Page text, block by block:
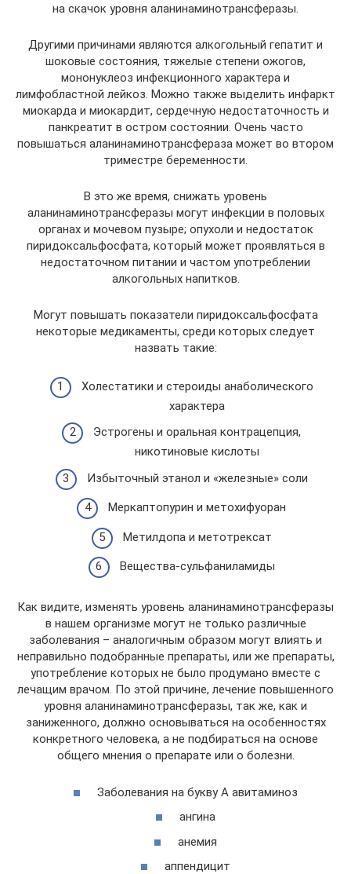
на скачок уровня аланинаминотрансферазы.
Другими причинами являются алкогольный гепатит и
шоковые состояния, тяжелые степени ожогов,
мононуклеоз инфекционного характера и
лимфобластной лейкоз. Можно также выделить инфаркт
миокарда и миокардит, сердечную недостаточность и
панкреатит в остром состоянии. Очень часто
повышаться аланинаминотрансфераза может во втором
триместре беременности.
В это же время, снижать уровень
аланинаминотрансферазы могут инфекции в половых
органах и мочевом пузыре; опухоли и недостаток
пиридоксальфосфата, который может проявляться в
недостаточном питании и частом употреблении
алкогольных напитков.
Могут повышать показатели пиридоксальфосфата
некоторые медикаменты, среди которых следует
назвать такие:
Холестатики и стероиды анаболического
характера
Эстрогены и оральная контрацепция,
никотиновые кислоты
Избыточный этанол и «железные» соли
Меркаптопурин и метохифуоран
Метилдопа и метотрексат
Вещества-сульфаниламиды
Как видите, изменять уровень аланинаминотрансферазы
в нашем организме могут не только различные
заболевания – аналогичным образом могут влиять и
неправильно подобранные препараты, или же препараты,
употребление которых не было продумано вместе с
лечащим врачом. По этой причине, лечение повышенного
уровня аланинаминотрансферазы, так же, как и
заниженного, должно основываться на особенностях
конкретного человека, а не подбираться на основе
общего мнения о препарате или о болезни.
Заболевания на букву А авитаминоз
ангина
анемия
аппендицит